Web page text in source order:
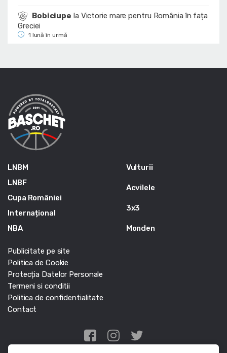
Bobiciupe la Victorie mare pentru România în fața
Greciei
1 lună în urmă
LNBM
LNBF
Cupa României
Internațional
NBA
Vulturii
Acvilele
3x3
Monden
Publicitate pe site
Politica de Cookie
Protecția Datelor Personale
Termeni si conditii
Politica de confidentialitate
Contact